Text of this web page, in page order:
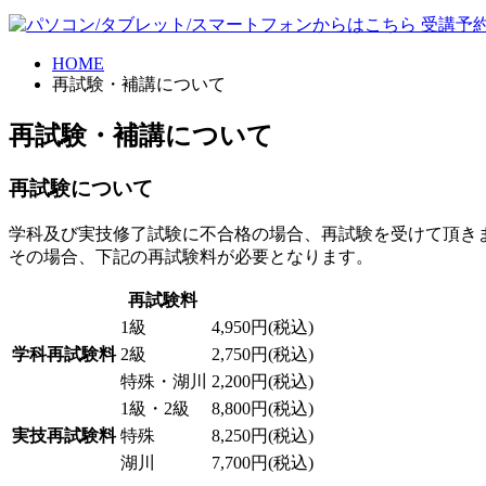
HOME
再試験・補講について
再試験・補講について
再試験について
学科及び実技修了試験に不合格の場合、再試験を受けて頂き
その場合、下記の再試験料が必要となります。
再試験料
学科再試験料
1級
4,950円(税込)
2級
2,750円(税込)
特殊・湖川
2,200円(税込)
実技再試験料
1級・2級
8,800円(税込)
特殊
8,250円(税込)
湖川
7,700円(税込)